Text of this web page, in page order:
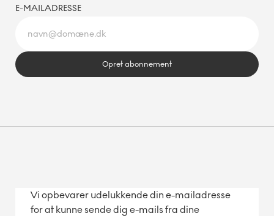
E-MAILADRESSE
Opret abonnement
Vi opbevarer udelukkende din e-mailadresse
for at kunne sende dig e-mails fra dine